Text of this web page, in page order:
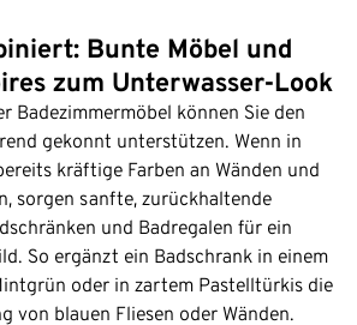
Bunte Möbel und
zum Unterwasser-Look
Badezimmermöbel können Sie den
gekonnt unterstützen. Wenn in
kräftige Farben an Wänden und
sorgen sanfte, zurückhaltende
und Badregalen für ein
So ergänzt ein Badschrank in einem
oder in zartem Pastelltürkis die
von blauen Fliesen oder Wänden.